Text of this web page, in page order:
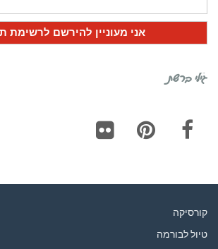
גילי ברשת
קורסיקה
טיול לבורמה